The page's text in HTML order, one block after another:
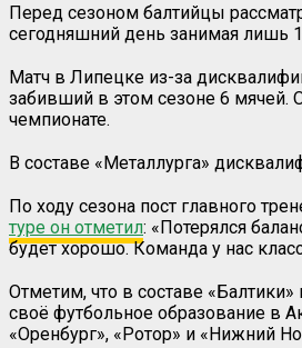
Перед сезоном балтийцы
сегодняшний день занимая лишь
Матч в Липецке из-за
забивший в этом сезоне 6 мячей.
чемпионате.
В составе «Металлурга»
По ходу сезона пост главного
туре он отметил: «Потерялся
будет хорошо. Команда у нас
Отметим, что в составе
своё футбольное образование в
«Оренбург», «Ротор» и «Нижний